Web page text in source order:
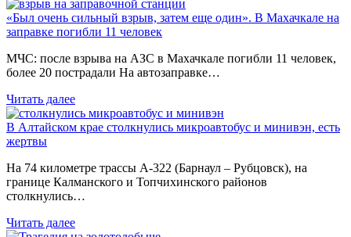
«Был очень сильный взрыв, затем еще один». В Махачкале на
заправке погибли 11 человек
МЧС: после взрыва на АЗС в Махачкале погибли 11 человек,
более 20 пострадали На автозаправке…
Читать далее
В Алтайском крае столкнулись микроавтобус и минивэн, есть
жертвы
На 74 километре трассы А-322 (Барнаул – Рубцовск), на
границе Калманского и Топчихинского районов
столкнулись…
Читать далее